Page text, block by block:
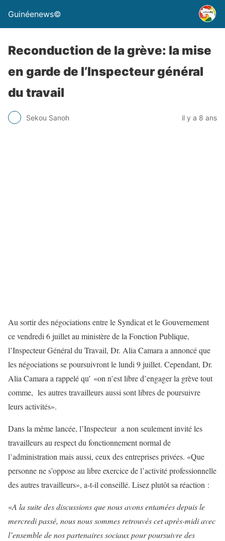
Guinéenews©
Reconduction de la grève: la mise
en garde de l’Inspecteur général
du travail
Sekou Sanoh il y a 8 ans
Au sortir des négociations entre le Syndicat et le Gouvernement
ce vendredi 6 juillet au ministère de la Fonction Publique,
l’Inspecteur Général du Travail, Dr. Alia Camara a annoncé que
les négociations se poursuivront le lundi 9 juillet. Cependant, Dr.
Alia Camara a rappelé qu’ «on n’est libre d’engager la grève tout
comme, les autres travailleurs aussi sont libres de poursuivre
leurs activités».
Dans la même lancée, l’Inspecteur a non seulement invité les
travailleurs au respect du fonctionnement normal de
l’administration mais aussi, ceux des entreprises privées. «Que
personne ne s’oppose au libre exercice de l’activité professionnelle
des autres travailleurs», a-t-il conseillé. Lisez plutôt sa réaction :
«A la suite des discussions que nous avons entamées depuis le
mercredi passé, nous nous sommes retrouvés cet après-midi avec
l’ensemble de nos partenaires sociaux pour poursuivre des